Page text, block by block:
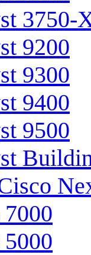
3750-
9200
9300
9400
9500